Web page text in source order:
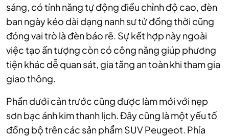
sáng, có tính năng tự động điều chỉnh độ cao, đèn
ban ngày kéo dài dạng nanh sư tử đồng thời cũng
đóng vai trò là đèn báo rẽ. Sự kết hợp này ngoài
việc tạo ấn tượng còn có công năng giúp phương
tiện khác dễ quan sát, gia tăng an toàn khi tham gia
giao thông.
Phần dưới cản trước cũng được làm mới với nẹp
sơn bạc ánh kim thanh lịch. Đây cũng là một yếu tố
đồng bộ trên các sản phẩm SUV Peugeot. Phía